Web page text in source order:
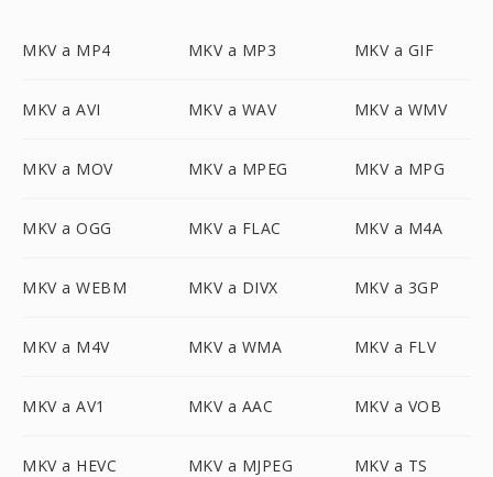
MKV a MP4 MKV a MP3 MKV a GIF
MKV a AVI MKV a WAV MKV a WMV
MKV a MOV MKV a MPEG MKV a MPG
MKV a OGG MKV a FLAC MKV a M4A
MKV a WEBM MKV a DIVX MKV a 3GP
MKV a M4V MKV a WMA MKV a FLV
MKV a AV1 MKV a AAC MKV a VOB
MKV a HEVC MKV a MJPEG MKV a TS